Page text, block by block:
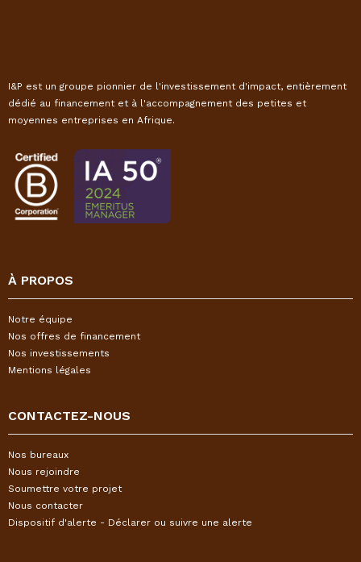
I&P est un groupe pionnier de l'investissement d'impact, entièrement
dédié au financement et à l'accompagnement des petites et
moyennes entreprises en Afrique.
À PROPOS
Notre équipe
Nos offres de financement
Nos investissements
Mentions légales
CONTACTEZ-NOUS
Nos bureaux
Nous rejoindre
Soumettre votre projet
Nous contacter
Dispositif d'alerte - Déclarer ou suivre une alerte